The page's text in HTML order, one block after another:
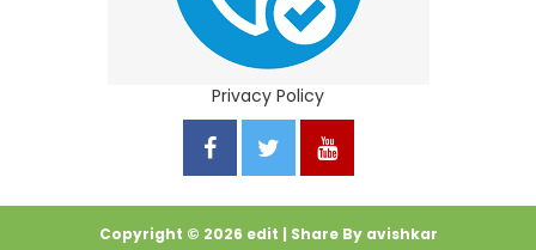
Privacy Policy
Copyright © 2026 edit | Share By avishkar